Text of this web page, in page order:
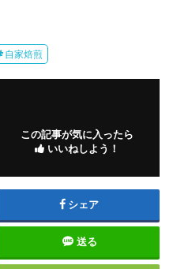
自家焙煎
この記事が気に入ったら
いいねしよう！
シェア
送る